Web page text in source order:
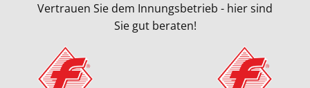
Vertrauen Sie dem Innungsbetrieb - hier sind
Sie gut beraten!